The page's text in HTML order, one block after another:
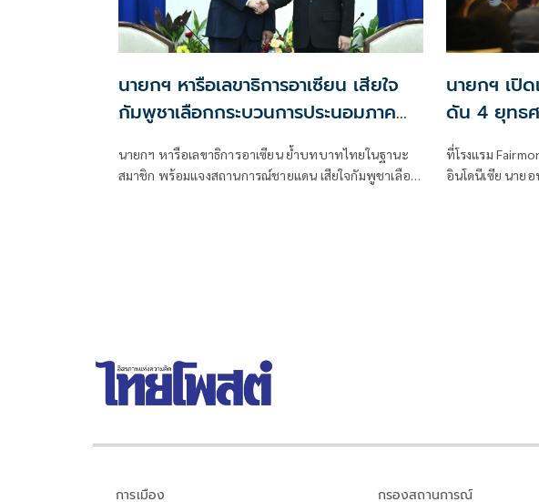
นายกฯ หารือเลขาธิการอาเซียน เสียใจ
กัมพูชาเลือกกระบวนการประนอมภาค
นายกฯ หารือเลขาธิการอาเซียน ย้ำบทบาทไทยในฐานะ
สมาชิก พร้อมแจงสถานการณ์ชายแดน เสียใจกัมพูชาเลือก
นายกฯ เปิ
ดัน 4 ยุทธศ
กว่า 350 ล้
ที่โรงแรม
อินโดนีเซีย นาย
การเมือง กรองสถานการณ์